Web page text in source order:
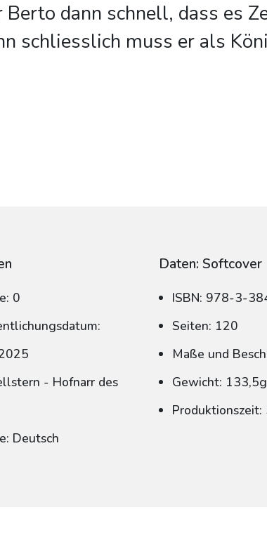
dann schnell, dass es
schliesslich muss er als
0
- Hofnarr des
Deutsch
Daten: Softcover
ISBN: 978-3-
Seiten: 120
Maße und
Gewicht: 133,5g